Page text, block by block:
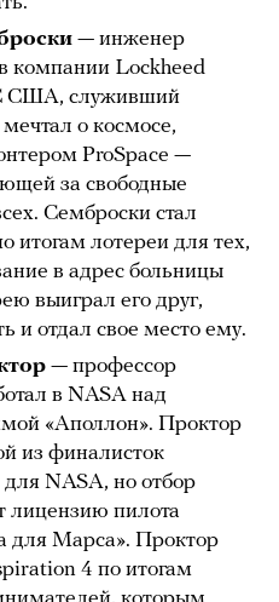
— инженер
компании Lockheed
США, служивший
о космосе,
ProSpace —
за свободные
Семброски стал
итогам лотереи для тех,
в адрес больницы
выиграл его друг,
и отдал свое место ему.
— профессор
в NASA над
«Аполлон». Проктор
из финалисток
для NASA, но отбор
лицензию пилота
для Марса». Проктор
4 по итогам